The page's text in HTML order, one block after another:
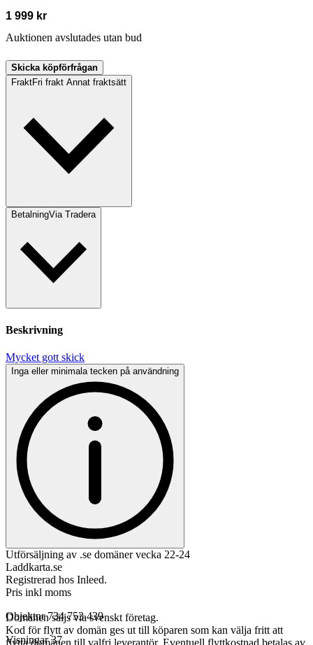
1 999 kr
Auktionen avslutades utan bud
Skicka köpförfrågan
FraktFri frakt Annat fraktsätt
BetalningVia Tradera
Beskrivning
Mycket gott skick
Inga eller minimala tecken på användning
Utförsäljning av .se domäner vecka 22-24
Laddkarta.se
Registrerad hos Inleed.
Pris inkl moms
Domänen säljs via svenskt företag.
Kod för flytt av domän ges ut till köparen som kan välja fritt att
flytta domänen till valfri leverantör. Eventuell flyttkostnad betalas av
Objektnr 734 753 439
Visningar 37